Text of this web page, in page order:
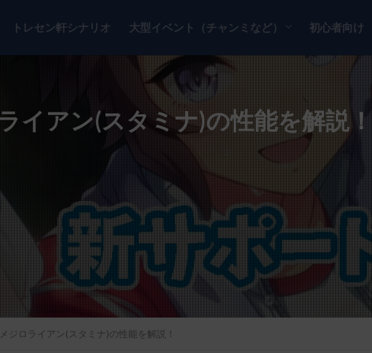
トレセン軒シナリオ 大型イベント（チャンミなど）
チャンピオンズミーティング
リーグオブヒーローズ
初心者向け
イアン(スタミナ)の性能を解説！
メジロライアン(スタミナ)の性能を解説！